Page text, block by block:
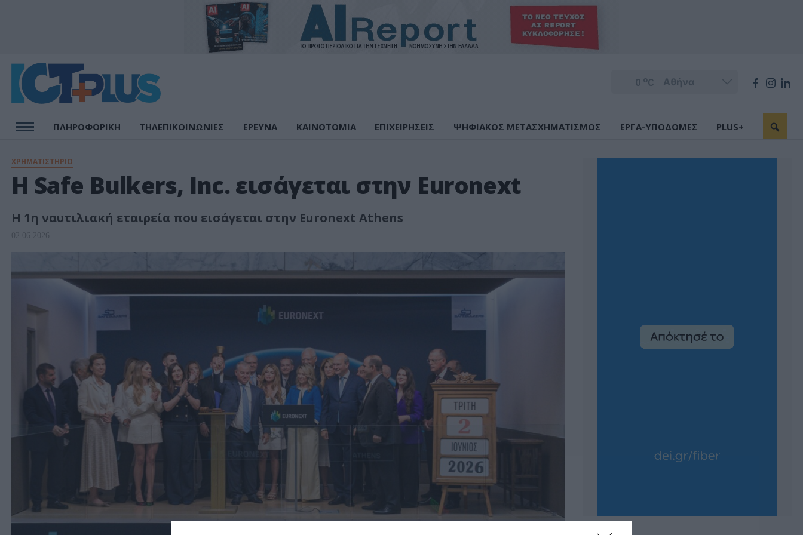
0 oC
ΠΛΗΡΟΦΟΡΙΚΗ ΤΗΛΕΠΙΚΟΙΝΩΝΙΕΣ ΕΡΕΥΝΑ ΚΑΙΝΟΤΟΜΙΑ ΕΠΙΧΕΙΡΗΣΕΙΣ ΨΗΦΙΑΚΟΣ ΜΕΤΑΣΧΗΜΑΤΙΣΜΟΣ ΕΡΓΑ-ΥΠΟΔΟΜΕΣ PLUS+
ΧΡΗΜΑΤΙΣΤΗΡΙΟ
Η Safe Bulkers, Inc. εισάγεται στην Euronext
Η 1η ναυτιλιακή εταιρεία που εισάγεται στην Euronext Athens
02.06.2026